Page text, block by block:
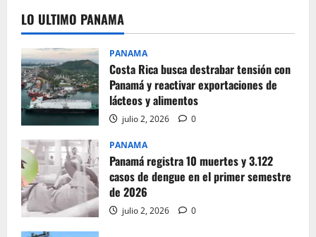
LO ULTIMO PANAMA
PANAMA
Costa Rica busca destrabar tensión con
Panamá y reactivar exportaciones de
lácteos y alimentos
julio 2, 2026 0
PANAMA
Panamá registra 10 muertes y 3.122
casos de dengue en el primer semestre
de 2026
julio 2, 2026 0